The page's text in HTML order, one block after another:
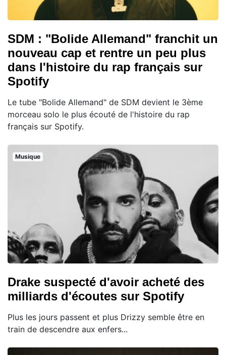
SDM : "Bolide Allemand" franchit un
nouveau cap et rentre un peu plus
dans l'histoire du rap français sur
Spotify
Le tube "Bolide Allemand" de SDM devient le 3ème
morceau solo le plus écouté de l'histoire du rap
français sur Spotify.
Musique
Drake suspecté d'avoir acheté des
milliards d'écoutes sur Spotify
Plus les jours passent et plus Drizzy semble être en
train de descendre aux enfers...